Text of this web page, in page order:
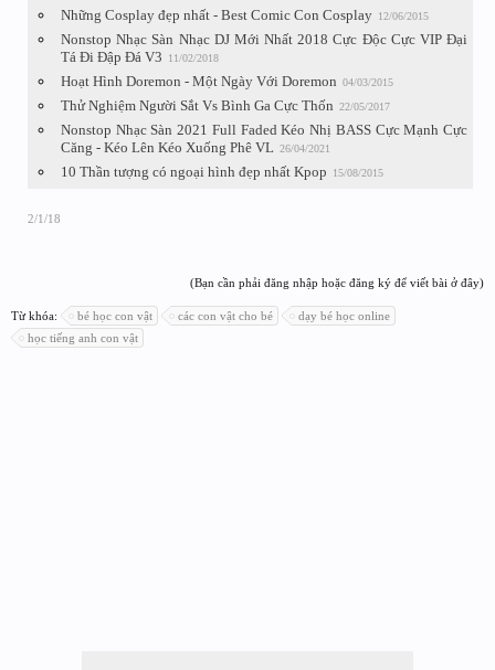
Những Cosplay đẹp nhất - Best Comic Con Cosplay 12/06/2015
Nonstop Nhạc Sàn Nhạc DJ Mới Nhất 2018 Cực Độc Cực VIP Đại
Tá Đi Đập Đá V3
11/02/2018
Hoạt Hình Doremon - Một Ngày Với Doremon 04/03/2015
Thử Nghiệm Người Sắt Vs Bình Ga Cực Thốn 22/05/2017
Nonstop Nhạc Sàn 2021 Full Faded Kéo Nhị BASS Cực Mạnh Cực
Căng - Kéo Lên Kéo Xuống Phê VL 26/04/2021
10 Thần tượng có ngoại hình đẹp nhất Kpop 15/08/2015
2/1/18
(Bạn cần phải đăng nhập hoặc đăng ký để viết bài ở đây)
Từ khóa: bé học con vật các con vật cho bé
dạy bé học online
học tiếng anh con vật